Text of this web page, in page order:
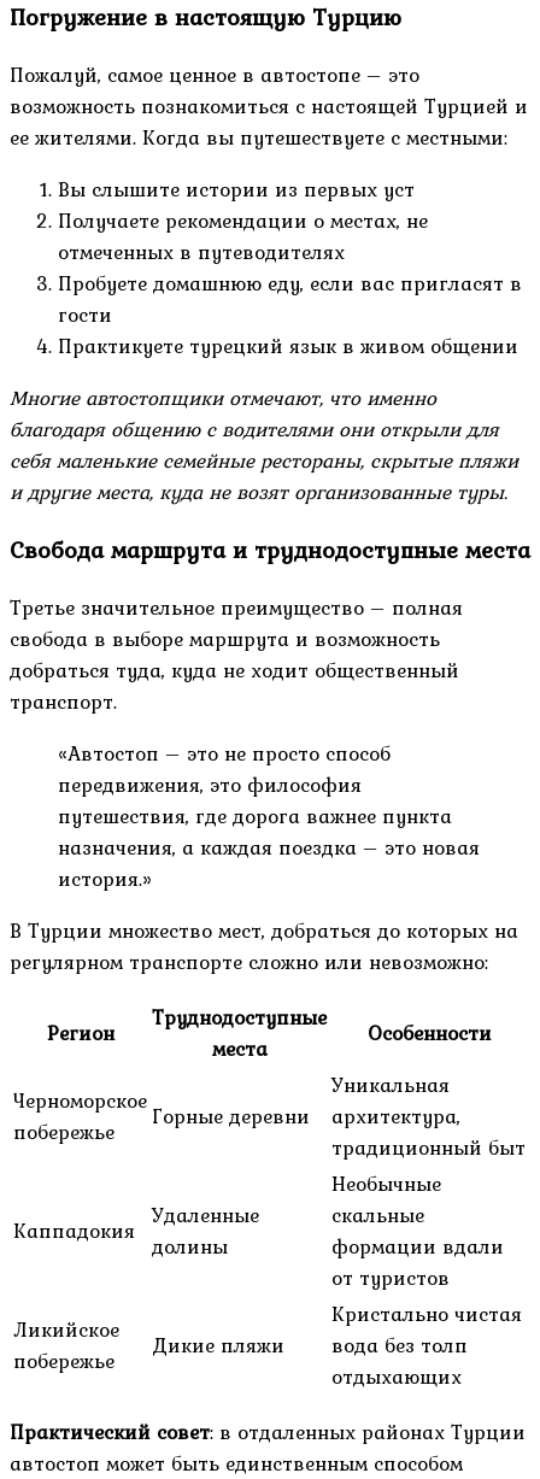
Погружение в настоящую Турцию
Пожалуй, самое ценное в автостопе – это
возможность познакомиться с настоящей Турцией и
ее жителями. Когда вы путешествуете с местными:
Вы слышите истории из первых уст
Получаете рекомендации о местах, не
отмеченных в путеводителях
Пробуете домашнюю еду, если вас пригласят в
гости
Практикуете турецкий язык в живом общении
Многие автостопщики отмечают, что именно
благодаря общению с водителями они открыли для
себя маленькие семейные рестораны, скрытые пляжи
и другие места, куда не возят организованные туры.
Свобода маршрута и труднодоступные места
Третье значительное преимущество – полная
свобода в выборе маршрута и возможность
добраться туда, куда не ходит общественный
транспорт.
«Автостоп – это не просто способ
передвижения, это философия
путешествия, где дорога важнее пункта
назначения, а каждая поездка – это новая
история.»
В Турции множество мест, добраться до которых на
регулярном транспорте сложно или невозможно:
Регион
Труднодоступные
места
Особенности
Черноморское
побережье
Горные деревни
Уникальная
архитектура,
традиционный быт
Каппадокия Удаленные
долины
Необычные
скальные
формации вдали
от туристов
Ликийское
побережье
Дикие пляжи
Кристально чистая
вода без толп
отдыхающих
Практический совет: в отдаленных районах Турции
автостоп может быть единственным способом